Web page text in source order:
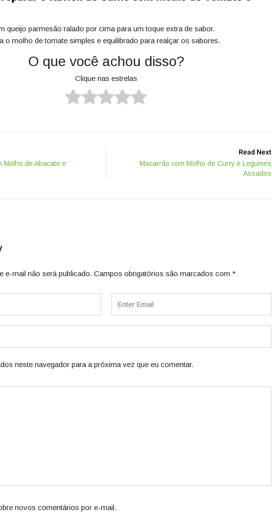
queijo parmesão ralado por cima para um toque extra de sabor.
o molho de tomate simples e equilibrado para realçar os sabores.
O que você achou disso?
Clique nas estrelas
Molho de Abacate e
Read Next
Macarrão com Molho de Curry e Legumes
Assados
e-mail não será publicado. Campos obrigatórios são marcados com *
neste navegador para a próxima vez que eu comentar.
novos comentários por e-mail.